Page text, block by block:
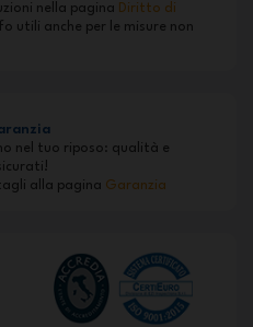
nella pagina Diritto di
utili anche per le misure non
nel tuo riposo: qualità e
alla pagina Garanzia